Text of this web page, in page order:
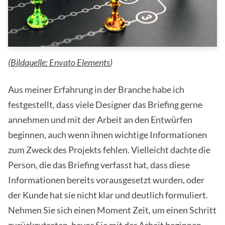
(Bildquelle: Envato Elements)
Aus meiner Erfahrung in der Branche habe ich
festgestellt, dass viele Designer das Briefing gerne
annehmen und mit der Arbeit an den Entwürfen
beginnen, auch wenn ihnen wichtige Informationen
zum Zweck des Projekts fehlen. Vielleicht dachte die
Person, die das Briefing verfasst hat, dass diese
Informationen bereits vorausgesetzt wurden, oder
der Kunde hat sie nicht klar und deutlich formuliert.
Nehmen Sie sich einen Moment Zeit, um einen Schritt